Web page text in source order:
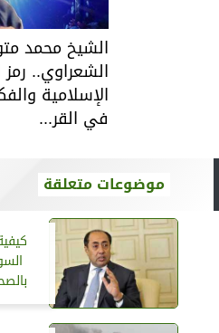
الشيخ محمد
الشعراوي.. رمز
الإسلامية
في القر...
موضوعات متعلقة